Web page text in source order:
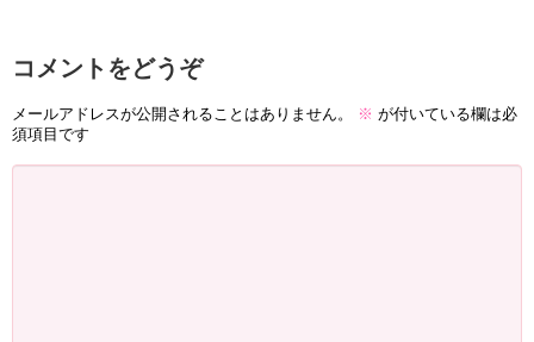
コメントをどうぞ
メールアドレスが公開されることはありません。 ※ が付いている欄は必
須項目です